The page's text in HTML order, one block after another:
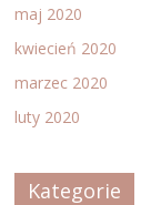
maj 2020
kwiecień 2020
marzec 2020
luty 2020
Kategorie